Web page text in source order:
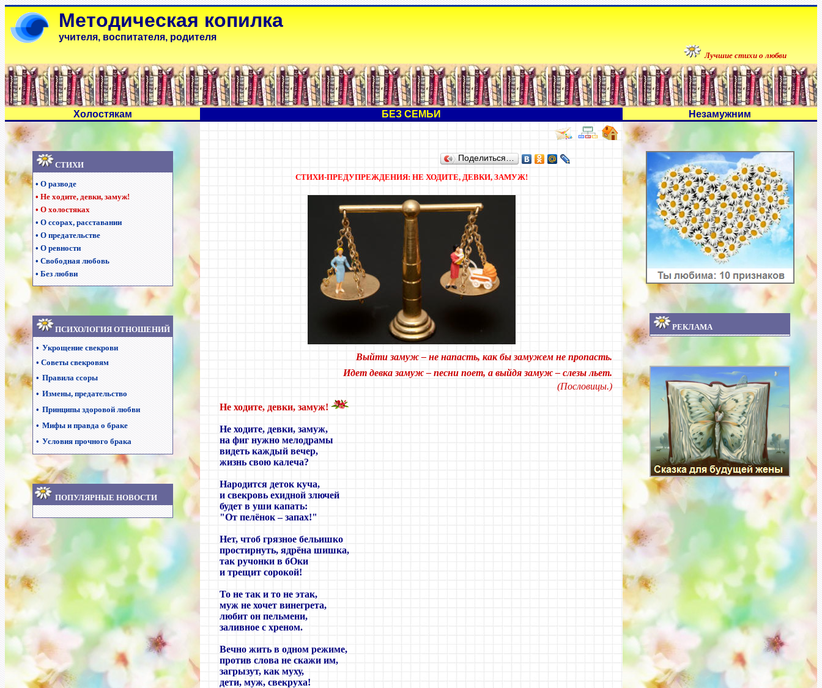
Методическая копилка
учителя, воспитателя, родителя
Лучшие стихи о любви
Холостякам БЕЗ СЕМЬИ Незамужним
СТИХИ
• О разводе
• Не ходите, девки, замуж!
• О холостяках
• О ссорах, расставании
• О предательстве
• О ревности
• Свободная любовь
• Без любви
ПСИХОЛОГИЯ ОТНОШЕНИЙ
• Укрощение свекрови
• Советы свекровям
• Правила ссоры
• Измены, предательство
• Принципы здоровой любви
• Мифы и правда о браке
• Условия прочного брака
ПОПУЛЯРНЫЕ НОВОСТИ
Поделиться…
СТИХИ-ПРЕДУПРЕЖДЕНИЯ: НЕ ХОДИТЕ, ДЕВКИ, ЗАМУЖ!
Выйти замуж – не напасть, как бы замужем не пропасть.
Идет девка замуж – песни поет, а выйдя замуж – слезы льет.
(Пословицы.)
Не ходите, девки, замуж!
Не ходите, девки, замуж,
на фиг нужно мелодрамы
видеть каждый вечер,
жизнь свою калеча?
Народится деток куча,
и свекровь ехидной злючей
будет в уши капать:
"От пелёнок – запах!"
Нет, чтоб грязное бельишко
простирнуть, ядрёна шишка,
так ручонки в бОки
и трещит сорокой!
То не так и то не этак,
муж не хочет винегрета,
любит он пельмени,
заливное с хреном.
Вечно жить в одном режиме,
против слова не скажи им,
загрызут, как муху,
дети, муж, свекруха!
РЕКЛАМА